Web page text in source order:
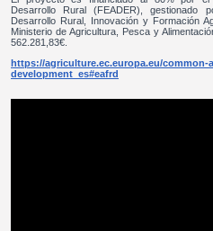
Desarrollo Rural (FEADER), gestionado
Desarrollo Rural, Innovación y Formación
Ministerio de Agricultura, Pesca y
562.281,83€.
https://agriculture.ec.europa.eu/
development_es#eafrd